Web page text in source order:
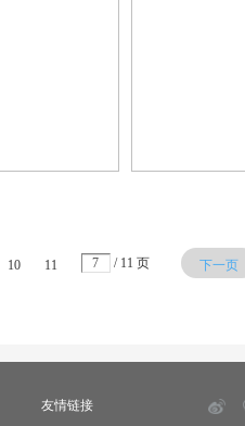
10 11 / 11 页 下一页
友情链接